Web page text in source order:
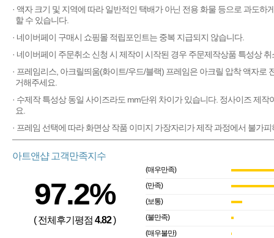
· 액자 크기 및 지역에 따라 일반적인 택배가 아닌 전용 화물 등으로 과도
할 수 있습니다.
· 네이버페이 구매시 쇼핑몰 적립포인트는 중복 지급되지 않습니다.
· 네이버페이 주문취소 신청 시 제작이 시작된 경우 주문제작상품 특성상
· 프레임리스, 아크릴띄움(화이트/우드/블랙) 프레임은 아크릴 압착 액자
거해주세요.
· 수제작 특성상 동일 사이즈라도 mm단위 차이가 있습니다. 정사이즈 제
요.
· 프레임 선택에 따라 화면상 작품 이미지 가장자리가 제작 과정에서 불가
아트앤샵 고객만족지수
97.2%
( 전체후기평점 4.82)
(매우만족)
(만족)
(보통)
(불만족)
(매우불만)